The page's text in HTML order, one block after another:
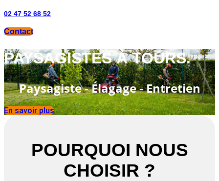
02 47 52 68 52
Contact
PAYSAGISTES À TOURS.
Paysagiste - Élagage - Entretien
En savoir plus
POURQUOI NOUS
CHOISIR ?